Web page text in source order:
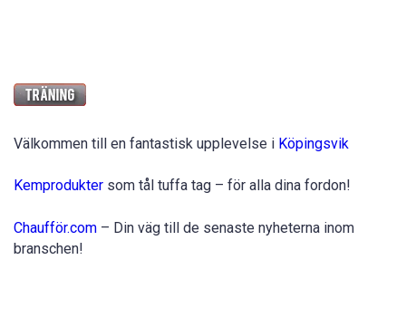
Välkommen till en fantastisk upplevelse i Köpingsvik
Kemprodukter som tål tuffa tag – för alla dina fordon!
Chaufför.com – Din väg till de senaste nyheterna inom
branschen!